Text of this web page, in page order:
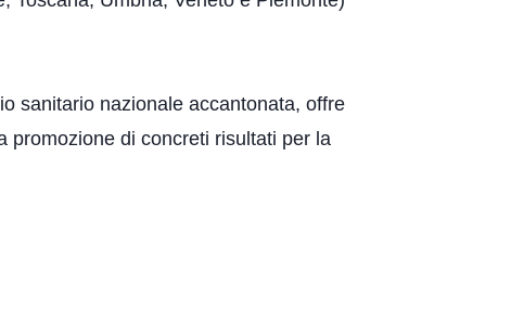
sanitario nazionale accantonata, offre
promozione di concreti risultati per la